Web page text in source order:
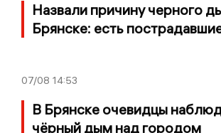
Назвали причину черного
Брянске: есть
07/08 14:53
В Брянске очевидцы
чёрный дым над городом